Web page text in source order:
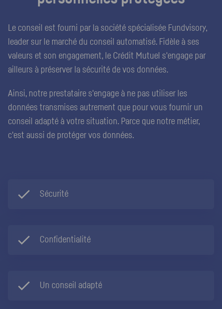
Le conseil est fourni par la société spécialisée Fundvisory,
leader sur le marché du conseil automatisé. Fidèle à ses
valeurs et son engagement, le Crédit Mutuel s'engage par
ailleurs à préserver la sécurité de vos données.
Ainsi, notre prestataire s'engage à ne pas utiliser les
données transmises autrement que pour vous fournir un
conseil adapté à votre situation. Parce que notre métier,
c'est aussi de protéger vos données.
Sécurité
Confidentialité
Un conseil adapté